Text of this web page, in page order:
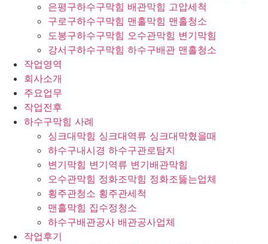
은평구하수구막힘 배관막힘 고압세척
구로구하수구막힘 맨홀막힘 맨홀청소
도봉구하수구막힘 오수관막힘 변기막힘
강서구하수구막힘 하수구배관 맨홀청소
작업영역
회사소개
주요업무
작업전후
하수구막힘 사례
싱크대막힘 싱크대역류 싱크대막혔을때
하수구내시경 하수구관로탐지
변기막힘 변기역류 변기배관막힘
오수관막힘 정화조막힘 정화조뚫는업체
횡주관청소 횡주관세척
맨홀막힘 집수정청소
하수구배관공사 배관공사업체
작업후기